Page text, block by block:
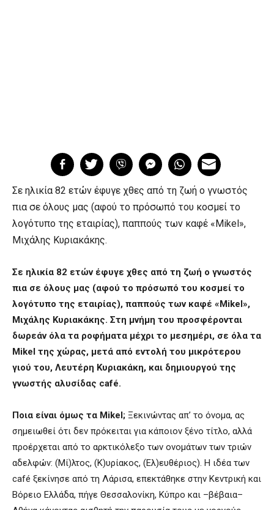
Σε ηλικία 82 ετών έφυγε χθες από τη ζωή ο γνωστός
πια σε όλους μας (αφού το πρόσωπό του κοσμεί το
λογότυπο της εταιρίας), παππούς των καφέ «Mikel»,
Μιχάλης Κυριακάκης.
Σε ηλικία 82 ετών έφυγε χθες από τη ζωή ο γνωστός
πια σε όλους μας (αφού το πρόσωπό του κοσμεί το
λογότυπο της εταιρίας), παππούς των καφέ «Mikel»,
Μιχάλης Κυριακάκης. Στη μνήμη του προσφέρονται
δωρεάν όλα τα ροφήματα μέχρι το μεσημέρι, σε όλα τα
Mikel της χώρας, μετά από εντολή του μικρότερου
γιού του, Λευτέρη Κυριακάκη, και δημιουργού της
γνωστής αλυσίδας café.
Ποια είναι όμως τα Mikel; Ξεκινώντας απ’ το όνομα, ας
σημειωθεί ότι δεν πρόκειται για κάποιον ξένο τίτλο, αλλά
προέρχεται από το αρκτικόλεξο των ονομάτων των τριών
αδελφών: (Μί)λτος, (Κ)υρίακος, (Ελ)ευθέριος). Η ιδέα των
café ξεκίνησε από τη Λάρισα, επεκτάθηκε στην Κεντρική και
Βόρειο Ελλάδα, πήγε Θεσσαλονίκη, Κύπρο και –βέβαια–